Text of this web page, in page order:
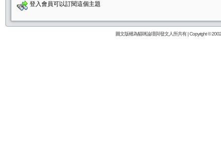
登入會員可以訂閱這個主題
圖文版權為貓咪論壇與發文人所共有 | Copyright ©